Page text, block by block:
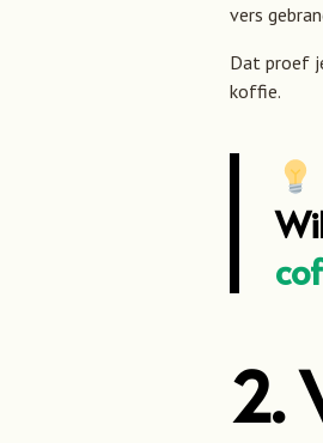
vers
Dat proef
koffie.
2.